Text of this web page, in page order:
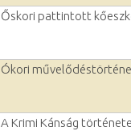
Őskori pattintott
Ókori
A Krimi Kánság